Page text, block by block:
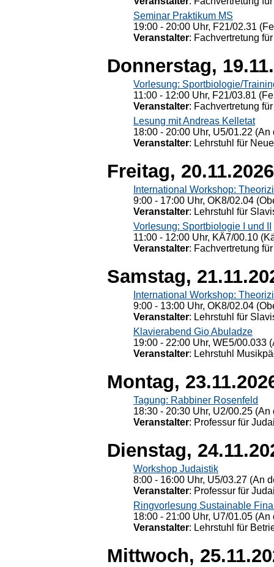
Seminar Praktikum MS
19:00 - 20:00 Uhr, F21/02.31
Veranstalter: Fachvertretung
Donnerstag,
Vorlesung: Sportbiologie/
11:00 - 12:00 Uhr, F21/03.81
Veranstalter: Fachvertretung
Lesung mit Andreas Kelletat
18:00 - 20:00 Uhr, U5/01.22
Veranstalter: Lehrstuhl für
Freitag, 20.11.2026
International Workshop:
9:00 - 17:00 Uhr, OK8/02.04
Veranstalter: Lehrstuhl für
Vorlesung: Sportbiologie I und II
11:00 - 12:00 Uhr, KÄ7/00.10
Veranstalter: Fachvertretung
Samstag,
International Workshop:
9:00 - 13:00 Uhr, OK8/02.04
Veranstalter: Lehrstuhl für
Klavierabend Gio Abuladze
19:00 - 22:00 Uhr, WE5/00.033
Veranstalter: Lehrstuhl
Montag,
Tagung: Rabbiner Rosenfeld
18:30 - 20:30 Uhr, U2/00.25
Veranstalter: Professur für
Dienstag,
Workshop Judaistik
8:00 - 16:00 Uhr, U5/03.27 (An
Veranstalter: Professur für
Ringvorlesung Sustainable
18:00 - 21:00 Uhr, U7/01.05
Veranstalter: Lehrstuhl für
Mittwoch,